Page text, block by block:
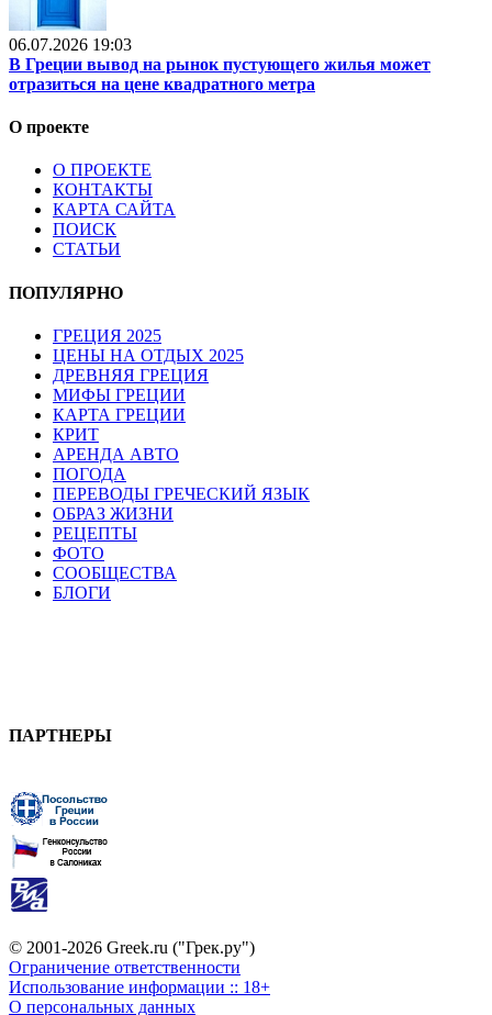
06.07.2026 19:03
В Греции вывод на рынок пустующего жилья может
отразиться на цене квадратного метра
О проекте
О ПРОЕКТЕ
КОНТАКТЫ
КАРТА САЙТА
ПОИСК
СТАТЬИ
ПОПУЛЯРНО
ГРЕЦИЯ 2025
ЦЕНЫ НА ОТДЫХ 2025
ДРЕВНЯЯ ГРЕЦИЯ
МИФЫ ГРЕЦИИ
КАРТА ГРЕЦИИ
КРИТ
АРЕНДА АВТО
ПОГОДА
ПЕРЕВОДЫ ГРЕЧЕСКИЙ ЯЗЫК
ОБРАЗ ЖИЗНИ
РЕЦЕПТЫ
ФОТО
СООБЩЕСТВА
БЛОГИ
ПАРТНЕРЫ
© 2001-2026 Greek.ru ("Грек.ру")
Ограничение ответственности
Использование информации :: 18+
О персональных данных